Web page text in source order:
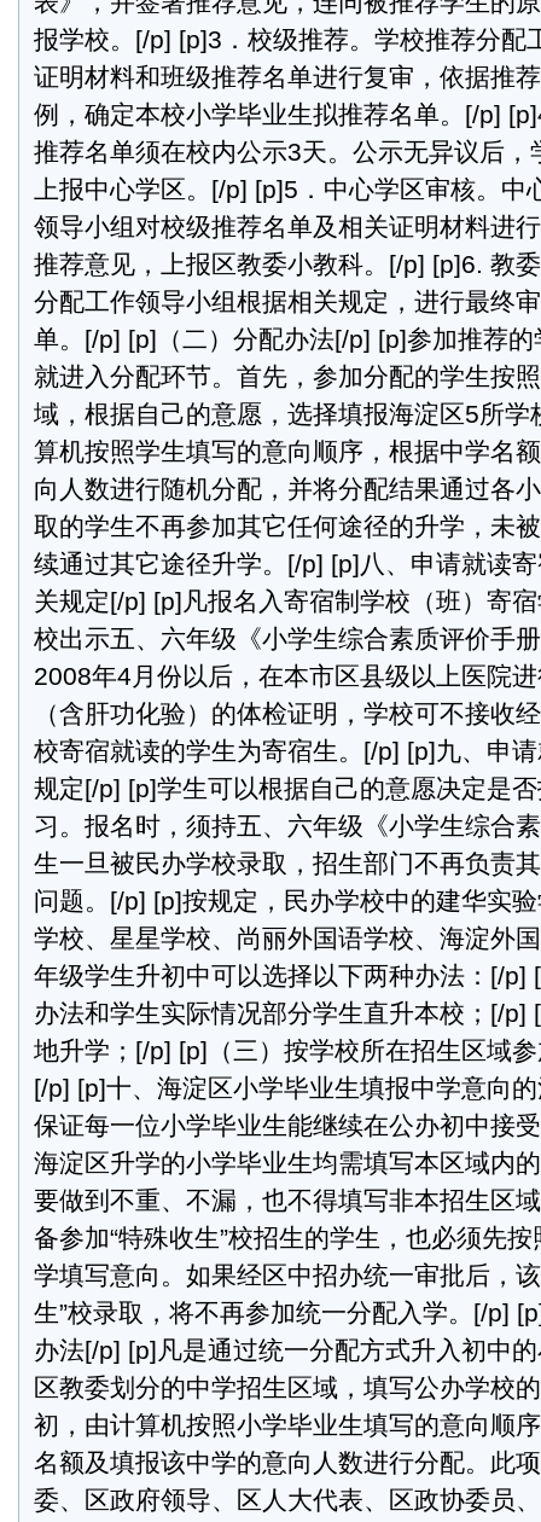
报学校。[/p] [p]3．校级推荐。学校推荐分配
证明材料和班级推荐名单进行复审，依据推
例，确定本校小学毕业生拟推荐名单。[/p]
推荐名单须在校内公示3天。公示无异议后，
上报中心学区。[/p] [p]5．中心学区审核。中
领导小组对校级推荐名单及相关证明材料进
推荐意见，上报区教委小教科。[/p] [p]6. 教
分配工作领导小组根据相关规定，进行最终
单。[/p] [p]（二）分配办法[/p] [p]参加推荐
就进入分配环节。首先，参加分配的学生按
域，根据自己的意愿，选择填报海淀区5所学
算机按照学生填写的意向顺序，根据中学名
向人数进行随机分配，并将分配结果通过各
取的学生不再参加其它任何途径的升学，未
续通过其它途径升学。[/p] [p]八、申请就读
关规定[/p] [p]凡报名入寄宿制学校（班）寄
校出示五、六年级《小学生综合素质评价手
2008年4月份以后，在本市区县级以上医院
（含肝功化验）的体检证明，学校可不接收
校寄宿就读的学生为寄宿生。[/p] [p]九、申
规定[/p] [p]学生可以根据自己的意愿决定是
习。报名时，须持五、六年级《小学生综合
生一旦被民办学校录取，招生部门不再负责
问题。[/p] [p]按规定，民办学校中的建华实
学校、星星学校、尚丽外国语学校、海淀外
年级学生升初中可以选择以下两种办法：[/p]
办法和学生实际情况部分学生直升本校；[/p]
地升学；[/p] [p]（三）按学校所在招生区域
[/p] [p]十、海淀区小学毕业生填报中学意向
保证每一位小学毕业生能继续在公办初中接
海淀区升学的小学毕业生均需填写本区域内
要做到不重、不漏，也不得填写非本招生区
备参加“特殊收生”校招生的学生，也必须先
学填写意向。如果经区中招办统一审批后，
生”校录取，将不再参加统一分配入学。[/p]
办法[/p] [p]凡是通过统一分配方式升入初中
区教委划分的中学招生区域，填写公办学校
初，由计算机按照小学毕业生填写的意向顺
名额及填报该中学的意向人数进行分配。此
委、区政府领导、区人大代表、区政协委员